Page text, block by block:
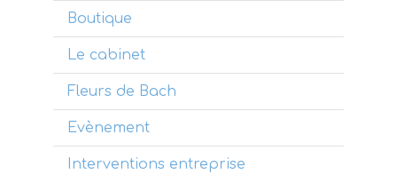
Boutique
Le cabinet
Fleurs de Bach
Evènement
Interventions entreprise